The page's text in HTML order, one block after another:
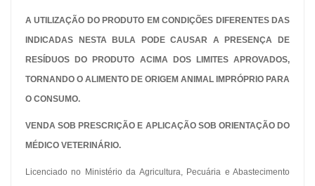
A UTILIZAÇÃO DO PRODUTO EM CONDIÇÕES DIFERENTES DAS
INDICADAS NESTA BULA PODE CAUSAR A PRESENÇA DE
RESÍDUOS DO PRODUTO ACIMA DOS LIMITES APROVADOS,
TORNANDO O ALIMENTO DE ORIGEM ANIMAL IMPRÓPRIO PARA
O CONSUMO.
VENDA SOB PRESCRIÇÃO E APLICAÇÃO SOB ORIENTAÇÃO DO
MÉDICO VETERINÁRIO.
Licenciado no Ministério da Agricultura, Pecuária e Abastecimento